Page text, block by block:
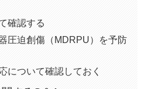
確認する
圧迫創傷（MDRPU）を予防
について確認しておく